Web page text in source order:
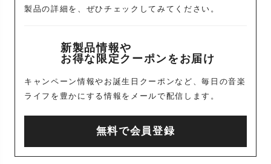
製品の詳細を、ぜひチェックしてみてください。
新製品情報や
お得な限定クーポンをお届け
キャンペーン情報やお誕生日クーポンなど、毎日の音楽
ライフを豊かにする情報をメールで配信します。
無料で会員登録